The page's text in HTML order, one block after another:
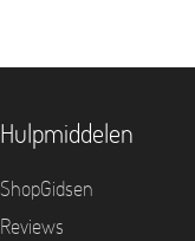
Hulpmiddelen
ShopGidsen
Reviews